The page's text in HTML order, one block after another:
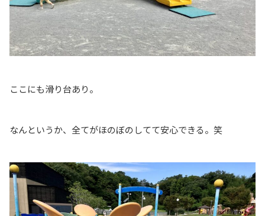
ここにも滑り台あり。
なんというか、全てがほのぼのしてて安心できる。笑